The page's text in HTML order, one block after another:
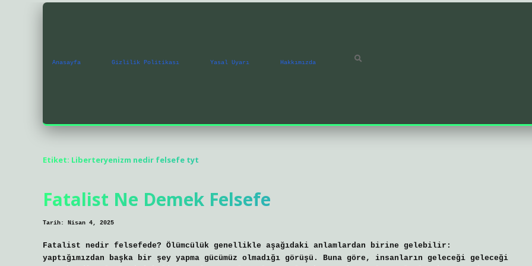
Anasayfa Gizlilik Politikası Yasal Uyarı Hakkımızda
Etiket: Liberteryenizm nedir felsefe tyt
Fatalist Ne Demek Felsefe
Tarih: Nisan 4, 2025
Fatalist nedir felsefede? Ölümcülük genellikle aşağıdaki anlamlardan birine gelebilir:
yaptığımızdan başka bir şey yapma gücümüz olmadığı görüşü. Buna göre, insanların geleceği geleceği